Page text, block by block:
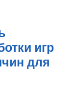
игр
для